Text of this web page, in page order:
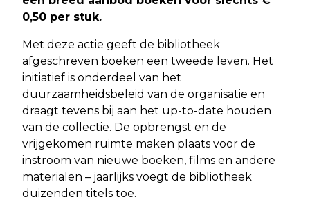
0,50 per stuk.
Met deze actie geeft de bibliotheek
afgeschreven boeken een tweede leven. Het
initiatief is onderdeel van het
duurzaamheidsbeleid van de organisatie en
draagt tevens bij aan het up-to-date houden
van de collectie. De opbrengst en de
vrijgekomen ruimte maken plaats voor de
instroom van nieuwe boeken, films en andere
materialen – jaarlijks voegt de bibliotheek
duizenden titels toe.